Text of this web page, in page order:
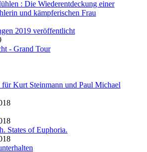
: Die Wiederentdeckung einer
und kämpferischen Frau
2019 veröffentlicht
- Grand Tour
für Kurt Steinmann und Paul Michael
States of Euphoria.